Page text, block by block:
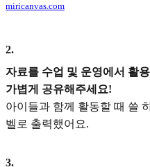
miricanvas.com
2.
자료를 수업 및 운영에서 활
가볍게 공유해주세요!
아이들과 함께 활동할 때 쓸
벨로 출력했어요.
3.